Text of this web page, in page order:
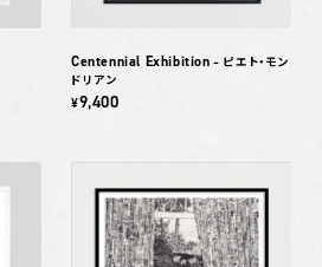
Centennial Exhibition – ピエト・モン
ドリアン
¥9,400